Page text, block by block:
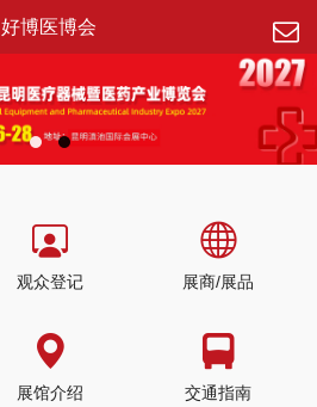
好博医博会
观众登记 展商/展品
展馆介绍 交通指南